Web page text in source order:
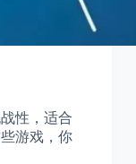
性，适合
游戏，你